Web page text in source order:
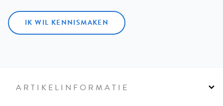
IK WIL KENNISMAKEN
ARTIKELINFORMATIE